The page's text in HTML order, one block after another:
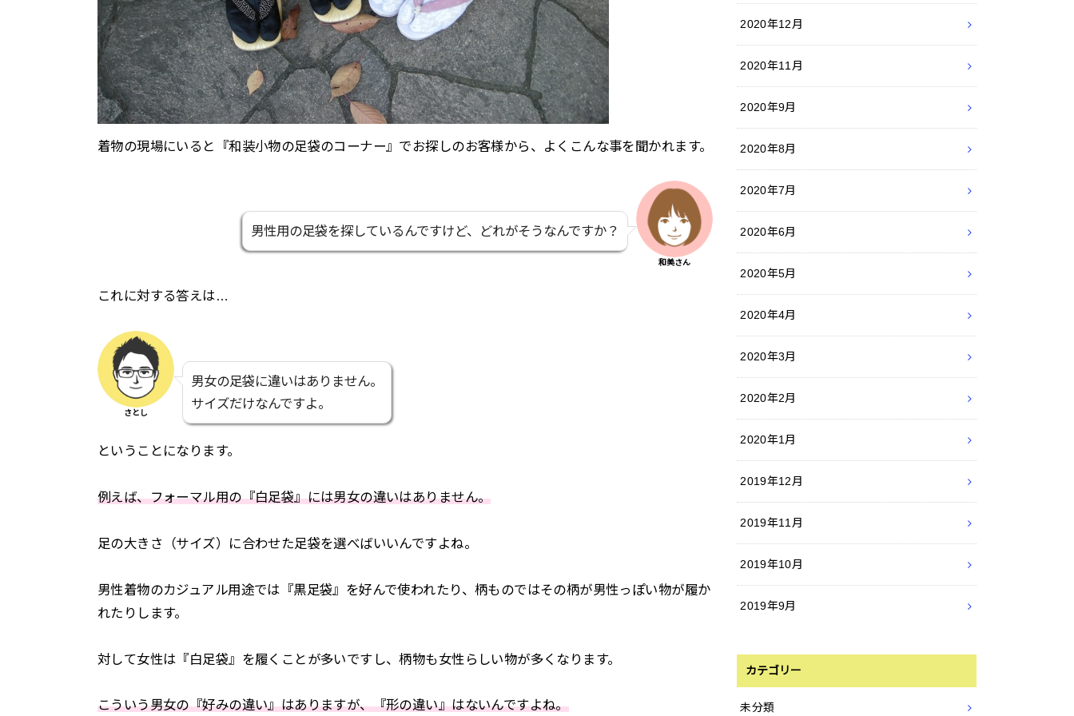
着物の現場にいると『和装小物の足袋のコーナー』でお探しのお客様から、よくこんな事を聞かれます。
男性用の足袋を探しているんですけど、どれがそうなんですか？
和美さん
これに対する答えは…
さとし
男女の足袋に違いはありません。
サイズだけなんですよ。
ということになります。
例えば、フォーマル用の『白足袋』には男女の違いはありません。
足の大きさ（サイズ）に合わせた足袋を選べばいいんですよね。
男性着物のカジュアル用途では『黒足袋』を好んで使われたり、柄ものではその柄が男性っぽい物が履か
れたりします。
対して女性は『白足袋』を履くことが多いですし、柄物も女性らしい物が多くなります。
こういう男女の『好みの違い』はありますが、『形の違い』はないんですよね。
2020年12月
2020年11月
2020年9月
2020年8月
2020年7月
2020年6月
2020年5月
2020年4月
2020年3月
2020年2月
2020年1月
2019年12月
2019年11月
2019年10月
2019年9月
カテゴリー
未分類